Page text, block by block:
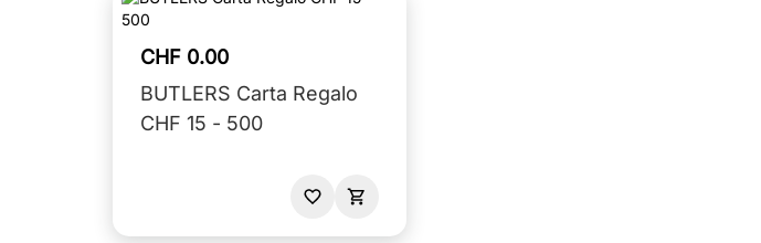
CHF 0.00
BUTLERS Carta Regalo
CHF 15 - 500